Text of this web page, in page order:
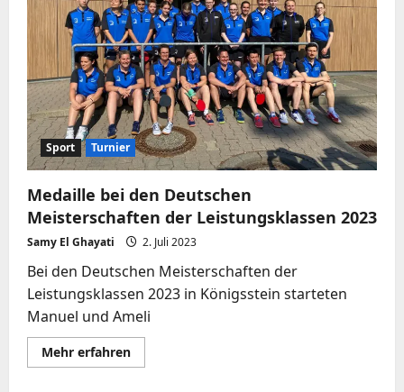
Sport Turnier
Medaille bei den Deutschen
Meisterschaften der Leistungsklassen 2023
Samy El Ghayati 2. Juli 2023
Bei den Deutschen Meisterschaften der
Leistungsklassen 2023 in Königsstein starteten
Manuel und Ameli
Mehr erfahrenMehr
Informationen